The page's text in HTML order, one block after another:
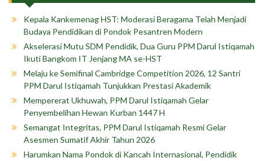
Kepala Kankemenag HST: Moderasi Beragama Telah Menjadi
Budaya Pendidikan di Pondok Pesantren Modern
Akselerasi Mutu SDM Pendidik, Dua Guru PPM Darul Istiqamah
Ikuti Bangkom IT Jenjang MA se-HST
Melaju ke Semifinal Cambridge Competition 2026, 12 Santri
PPM Darul Istiqamah Tunjukkan Prestasi Akademik
Mempererat Ukhuwah, PPM Darul Istiqamah Gelar
Penyembelihan Hewan Kurban 1447 H
Semangat Integritas, PPM Darul Istiqamah Resmi Gelar
Asesmen Sumatif Akhir Tahun 2026
Harumkan Nama Pondok di Kancah Internasional, Pendidik